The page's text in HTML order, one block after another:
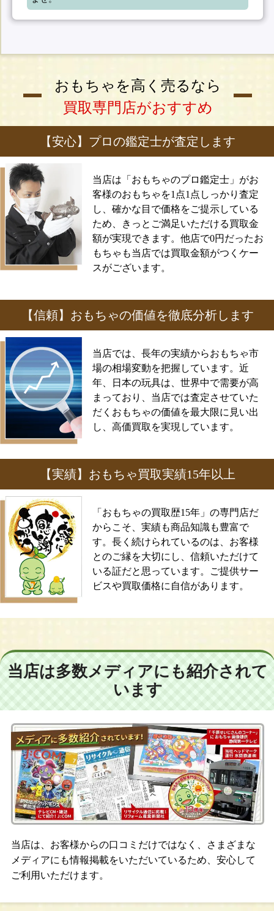
おもちゃを高く売るなら
買取専門店がおすすめ
【安心】プロの鑑定士が査定します
当店は「おもちゃのプロ鑑定士」がお
客様のおもちゃを1点1点しっかり査定
し、確かな目で価格をご提示している
ため、きっとご満足いただける買取金
額が実現できます。他店で0円だったお
もちゃも当店では買取金額がつくケー
スがございます。
【信頼】おもちゃの価値を徹底分析します
当店では、長年の実績からおもちゃ市
場の相場変動を把握しています。近
年、日本の玩具は、世界中で需要が高
まっており、当店では査定させていた
だくおもちゃの価値を最大限に見い出
し、高価買取を実現しています。
【実績】おもちゃ買取実績15年以上
「おもちゃの買取歴15年」の専門店だ
からこそ、実績も商品知識も豊富で
す。長く続けられているのは、お客様
とのご縁を大切にし、信頼いただけて
いる証だと思っています。ご提供サー
ビスや買取価格に自信があります。
当店は多数メディアにも紹介されて
います
当店は、お客様からの口コミだけではなく、さまざまな
メディアにも情報掲載をいただいているため、安心して
ご利用いただけます。